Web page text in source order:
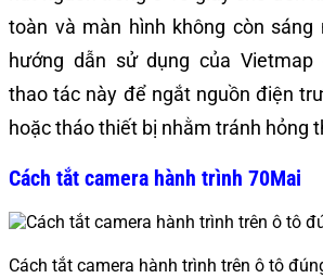
toàn và màn hình không còn sáng
hướng dẫn sử dụng của Vietmap
thao tác này để ngắt nguồn điện
hoặc tháo thiết bị nhằm tránh hỏng
Cách tắt camera hành trình 70Mai
Cách tắt camera hành trình trên ô tô